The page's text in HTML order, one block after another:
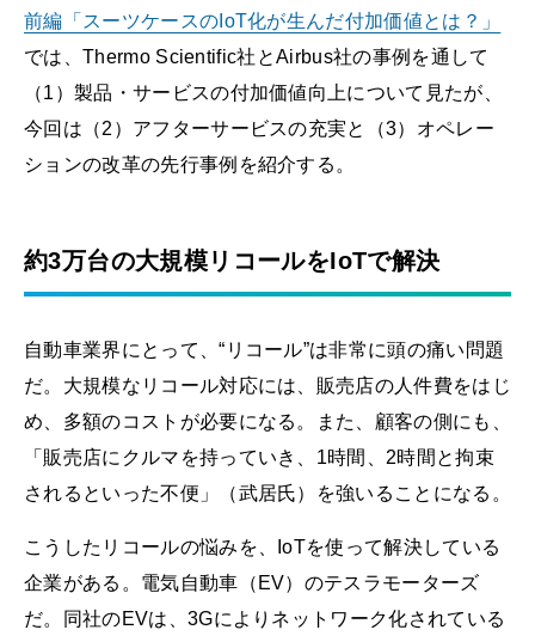
前編「スーツケースのIoT化が生んだ付加価値とは？」
では、Thermo Scientific社とAirbus社の事例を通して
（1）製品・サービスの付加価値向上について見たが、
今回は（2）アフターサービスの充実と（3）オペレー
ションの改革の先行事例を紹介する。
約3万台の大規模リコールをIoTで解決
自動車業界にとって、“リコール”は非常に頭の痛い問題
だ。大規模なリコール対応には、販売店の人件費をはじ
め、多額のコストが必要になる。また、顧客の側にも、
「販売店にクルマを持っていき、1時間、2時間と拘束
されるといった不便」（武居氏）を強いることになる。
こうしたリコールの悩みを、IoTを使って解決している
企業がある。電気自動車（EV）のテスラモーターズ
だ。同社のEVは、3Gによりネットワーク化されている